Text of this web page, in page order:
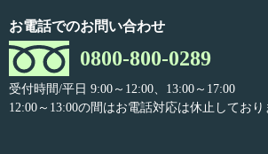
お電話でのお問い合わせ
0800-800-0289
受付時間/平日 9:00～12:00、13:00～17:00
12:00～13:00の間はお電話対応は休止しており